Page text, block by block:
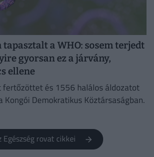
a WHO: sosem terjedt
gyorsan ez a járvány,
ellene
és 1556 halálos áldozatot
Kongói Demokratikus Köztársaságban.
Egészség rovat cikkei